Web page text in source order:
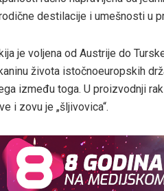
destilacije i umešnosti u
je voljena od Austrije do
života istočnoeuropskih
između toga. U proizvodnji
i zovu je „šljivovica“.